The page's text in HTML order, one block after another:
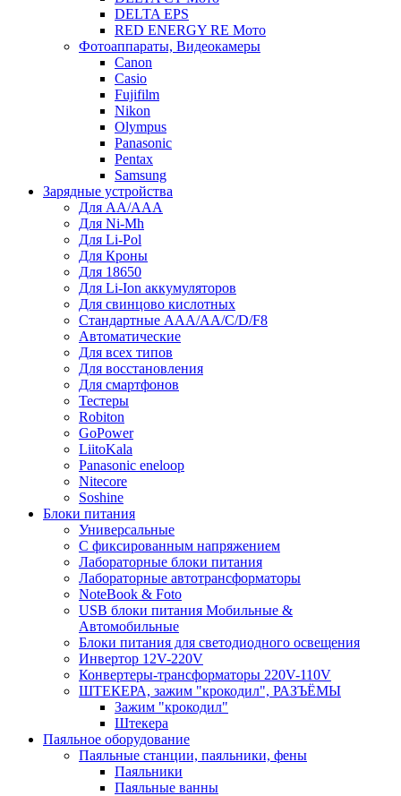
DELTA EPS
RED ENERGY RE Мото
Фотоаппараты, Видеокамеры
Canon
Casio
Fujifilm
Nikon
Olympus
Panasonic
Pentax
Samsung
Зарядные устройства
Для AA/AAA
Для Ni-Mh
Для Li-Pol
Для Кроны
Для 18650
Для Li-Ion аккумуляторов
Для свинцово кислотных
Стандартные ААА/АА/С/D/F8
Автоматические
Для всех типов
Для восстановления
Для смартфонов
Тестеры
Robiton
GoPower
LiitoKala
Panasonic eneloop
Nitecore
Soshine
Блоки питания
Универсальные
C фиксированным напряжением
Лабораторные блоки питания
Лабораторные автотрансформаторы
NoteBook & Foto
USB блоки питания Мобильные &
Автомобильные
Блоки питания для светодиодного освещения
Инвертор 12V-220V
Конвертеры-трансформаторы 220V-110V
ШТЕКЕРА, зажим "крокодил", РАЗЪЁМЫ
Зажим "крокодил"
Штекера
Паяльное оборудование
Паяльные станции, паяльники, фены
Паяльники
Паяльные ванны